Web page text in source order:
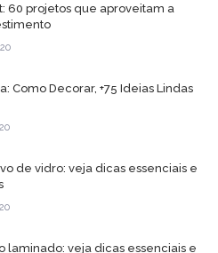
60 projetos que aproveitam a
Como Decorar, +75 Ideias Lindas
de vidro: veja dicas essenciais e
laminado: veja dicas essenciais e